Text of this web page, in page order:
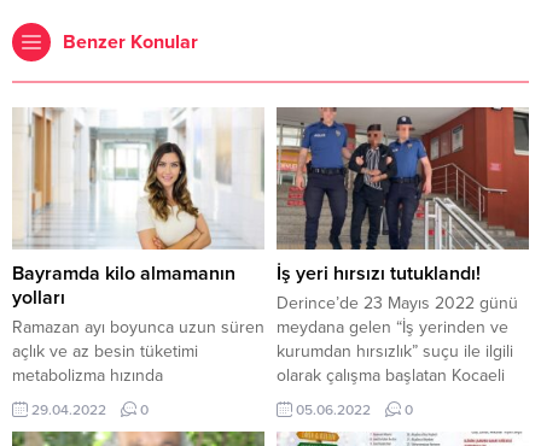
Benzer Konular
Bayramda kilo almamanın
yolları
Ramazan ayı boyunca uzun süren
açlık ve az besin tüketimi
metabolizma hızında
yavaşlamalara neden olabilir.
Kişilerin Ramazan ayından sonra
29.04.2022 0
İş yeri hırsızı tutuklandı!
Derince’de 23 Mayıs 2022 günü
meydana gelen “İş yerinden ve
kurumdan hırsızlık” suçu ile ilgili
olarak çalışma başlatan Kocaeli
Polisi, yapmış oldukları
incelemeler sonucunda zanlının
05.06.2022 0